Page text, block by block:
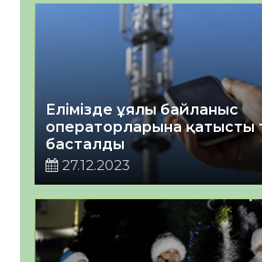
Елімізде ұялы байланыс
операторларына қатысты
басталды
27.12.2023